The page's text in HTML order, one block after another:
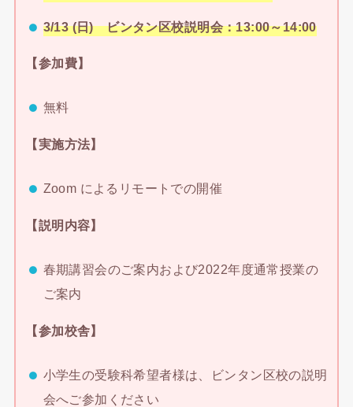
3/13 (日) ビンタン区校説明会：13:00～14:00
【参加費】
無料
【実施方法】
Zoom によるリモートでの開催
【説明内容】
春期講習会のご案内および2022年度通常授業の
ご案内
【参加校舎】
小学生の受験科希望者様は、ビンタン区校の説明
会へご参加ください